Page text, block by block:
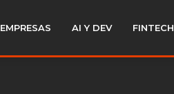
EMPRESAS AI Y DEV FINTECH